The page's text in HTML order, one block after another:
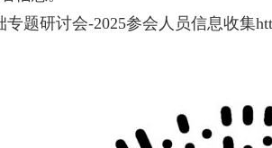
题研讨会-2025参会人员信息收集